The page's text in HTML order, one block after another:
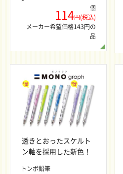
個
114円(税込)
メーカー希望価格143円の
品
透きとおったスケルト
ン軸を採用した新色！
トンボ鉛筆